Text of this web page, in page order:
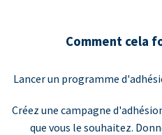
Comment cela
Lancer un programme
Créez une campagne
que vous le souhaitez.